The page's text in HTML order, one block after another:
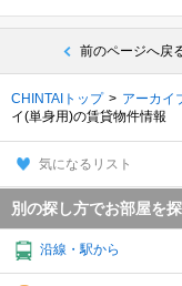
前のページへ戻
CHINTAIトップ アーカイ
イ(単身用)の賃貸物件情報
気になるリスト
別の探し方でお部屋を
沿線・駅から